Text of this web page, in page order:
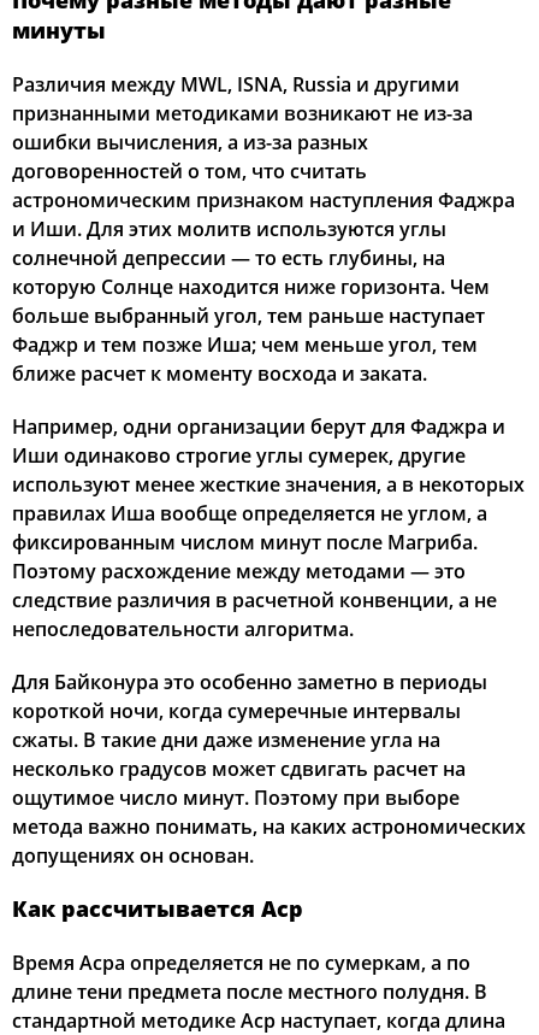
минуты
Различия между MWL, ISNA, Russia и другими
признанными методиками возникают не из-за
ошибки вычисления, а из-за разных
договоренностей о том, что считать
астрономическим признаком наступления Фаджра
и Иши. Для этих молитв используются углы
солнечной депрессии — то есть глубины, на
которую Солнце находится ниже горизонта. Чем
больше выбранный угол, тем раньше наступает
Фаджр и тем позже Иша; чем меньше угол, тем
ближе расчет к моменту восхода и заката.
Например, одни организации берут для Фаджра и
Иши одинаково строгие углы сумерек, другие
используют менее жесткие значения, а в некоторых
правилах Иша вообще определяется не углом, а
фиксированным числом минут после Магриба.
Поэтому расхождение между методами — это
следствие различия в расчетной конвенции, а не
непоследовательности алгоритма.
Для Байконура это особенно заметно в периоды
короткой ночи, когда сумеречные интервалы
сжаты. В такие дни даже изменение угла на
несколько градусов может сдвигать расчет на
ощутимое число минут. Поэтому при выборе
метода важно понимать, на каких астрономических
допущениях он основан.
Как рассчитывается Аср
Время Асра определяется не по сумеркам, а по
длине тени предмета после местного полудня. В
стандартной методике Аср наступает, когда длина